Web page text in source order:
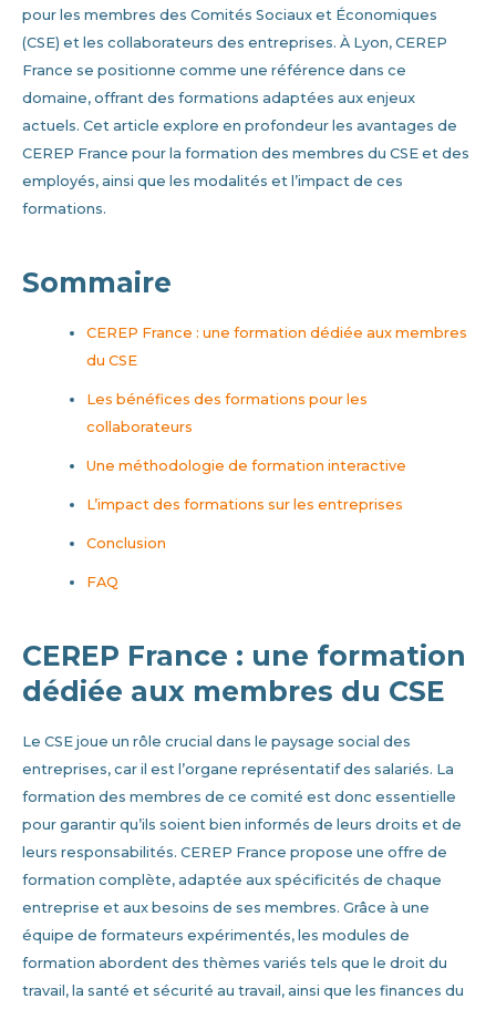
pour les membres des Comités Sociaux et Économiques
(CSE) et les collaborateurs des entreprises. À Lyon, CEREP
France se positionne comme une référence dans ce
domaine, offrant des formations adaptées aux enjeux
actuels. Cet article explore en profondeur les avantages de
CEREP France pour la formation des membres du CSE et des
employés, ainsi que les modalités et l’impact de ces
formations.
Sommaire
CEREP France : une formation dédiée aux membres
du CSE
Les bénéfices des formations pour les
collaborateurs
Une méthodologie de formation interactive
L’impact des formations sur les entreprises
Conclusion
FAQ
CEREP France : une formation
dédiée aux membres du CSE
Le CSE joue un rôle crucial dans le paysage social des
entreprises, car il est l’organe représentatif des salariés. La
formation des membres de ce comité est donc essentielle
pour garantir qu’ils soient bien informés de leurs droits et de
leurs responsabilités. CEREP France propose une offre de
formation complète, adaptée aux spécificités de chaque
entreprise et aux besoins de ses membres. Grâce à une
équipe de formateurs expérimentés, les modules de
formation abordent des thèmes variés tels que le droit du
travail, la santé et sécurité au travail, ainsi que les finances du